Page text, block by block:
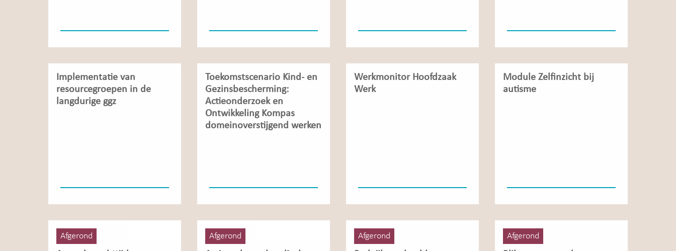
Implementatie van
resourcegroepen in de
langdurige ggz
Toekomstscenario Kind- en
Gezinsbescherming:
Actieonderzoek en
Ontwikkeling Kompas
domeinoverstijgend werken
Werkmonitor Hoofdzaak
Werk
Module Zelfinzicht bij
autisme
Afgerond Afgerond Afgerond Afgerond